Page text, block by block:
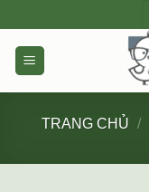
to
content
TRANG CHỦ /